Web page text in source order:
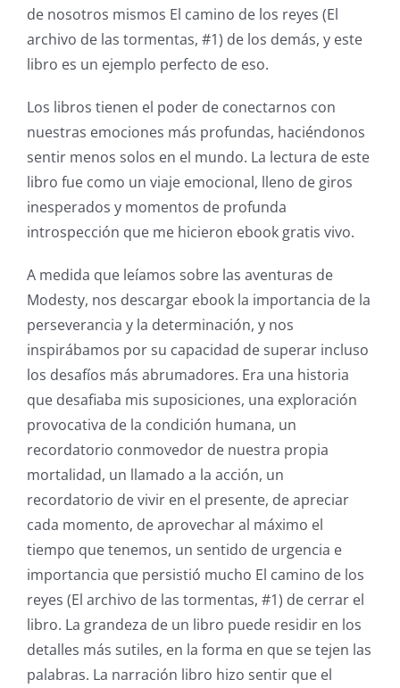
de nosotros mismos El camino de los reyes (El
archivo de las tormentas, #1) de los demás, y este
libro es un ejemplo perfecto de eso.
Los libros tienen el poder de conectarnos con
nuestras emociones más profundas, haciéndonos
sentir menos solos en el mundo. La lectura de este
libro fue como un viaje emocional, lleno de giros
inesperados y momentos de profunda
introspección que me hicieron ebook gratis vivo.
A medida que leíamos sobre las aventuras de
Modesty, nos descargar ebook la importancia de la
perseverancia y la determinación, y nos
inspirábamos por su capacidad de superar incluso
los desafíos más abrumadores. Era una historia
que desafiaba mis suposiciones, una exploración
provocativa de la condición humana, un
recordatorio conmovedor de nuestra propia
mortalidad, un llamado a la acción, un
recordatorio de vivir en el presente, de apreciar
cada momento, de aprovechar al máximo el
tiempo que tenemos, un sentido de urgencia e
importancia que persistió mucho El camino de los
reyes (El archivo de las tormentas, #1) de cerrar el
libro. La grandeza de un libro puede residir en los
detalles más sutiles, en la forma en que se tejen las
palabras. La narración libro hizo sentir que el